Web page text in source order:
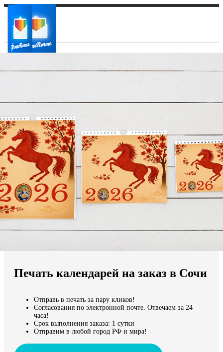
Ваш регион доставки
Выберите из списка:
Мы доставляем по всему миру
Печать календарей на заказ в Сочи
Отправь в печать за пару кликов!
Согласования по электронной почте. Отвечаем за 24
часа!
Срок выполнения заказа: 1 сутки
Отправим в любой город РФ и мира!